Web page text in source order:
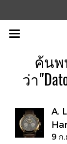
ค้นพ
ว่า
A.
9 ก